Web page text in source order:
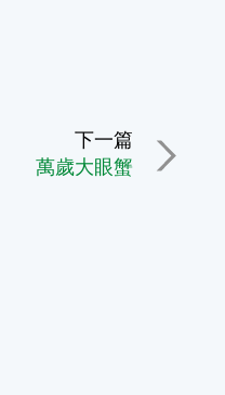
下一篇
萬歲大眼蟹